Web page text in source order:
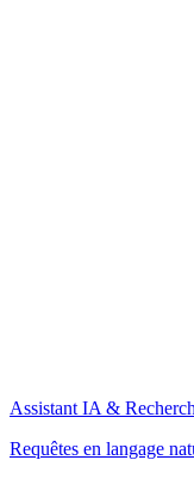
Assistant IA &
Requêtes en langage